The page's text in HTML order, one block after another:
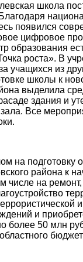
школа
появился
цифровое
образования
роста». В
учащихся из
школы к
выделила
здания и
зала. Все
на подготовку
района к
числе на
и
более 50 млн